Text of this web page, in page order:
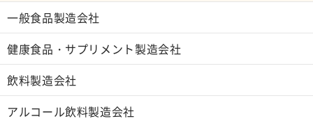
一般食品製造会社
健康食品・サプリメント製造会社
飲料製造会社
アルコール飲料製造会社